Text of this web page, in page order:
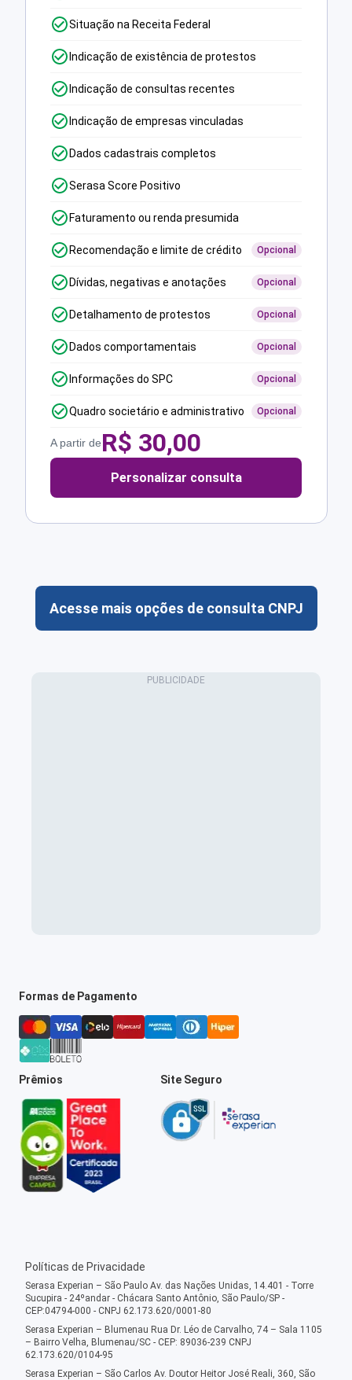
Situação na Receita Federal
Indicação de existência de protestos
Indicação de consultas recentes
Indicação de empresas vinculadas
Dados cadastrais completos
Serasa Score Positivo
Faturamento ou renda presumida
Recomendação e limite de crédito Opcional
Dívidas, negativas e anotações Opcional
Detalhamento de protestos Opcional
Dados comportamentais Opcional
Informações do SPC Opcional
Quadro societário e administrativo Opcional
A partir deR$ 30,00
Personalizar consulta
Acesse mais opções de consulta CNPJ
Formas de Pagamento
Prêmios Site Seguro
Políticas de Privacidade
Serasa Experian – São Paulo Av. das Nações Unidas, 14.401 - Torre
Sucupira - 24ºandar - Chácara Santo Antônio, São Paulo/SP -
CEP:04794-000 - CNPJ 62.173.620/0001-80
Serasa Experian – Blumenau Rua Dr. Léo de Carvalho, 74 – Sala 1105
– Bairro Velha, Blumenau/SC - CEP: 89036-239 CNPJ
62.173.620/0104-95
Serasa Experian – São Carlos Av. Doutor Heitor José Reali, 360, São